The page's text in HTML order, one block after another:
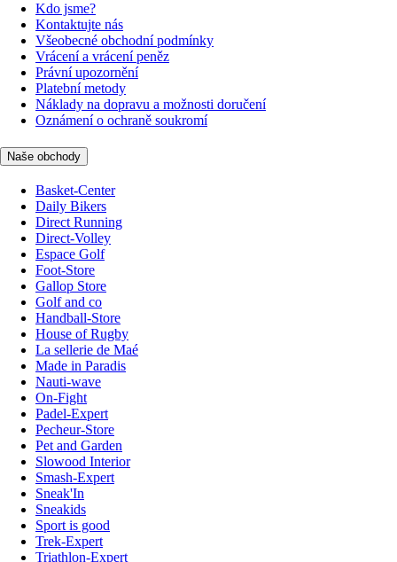
Kdo jsme?
Kontaktujte nás
Všeobecné obchodní podmínky
Vrácení a vrácení peněz
Právní upozornění
Platební metody
Náklady na dopravu a možnosti doručení
Oznámení o ochraně soukromí
Naše obchody
Basket-Center
Daily Bikers
Direct Running
Direct-Volley
Espace Golf
Foot-Store
Gallop Store
Golf and co
Handball-Store
House of Rugby
La sellerie de Maé
Made in Paradis
Nauti-wave
On-Fight
Padel-Expert
Pecheur-Store
Pet and Garden
Slowood Interior
Smash-Expert
Sneak'In
Sneakids
Sport is good
Trek-Expert
Triathlon-Expert